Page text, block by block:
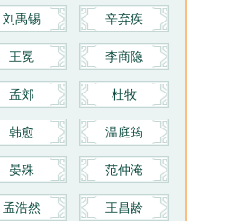
刘禹锡 辛弃疾
王冕 李商隐
孟郊 杜牧
韩愈 温庭筠
晏殊 范仲淹
孟浩然 王昌龄